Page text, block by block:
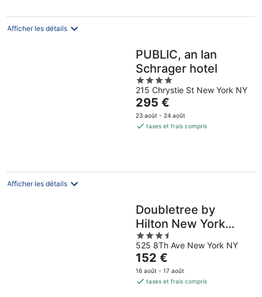
Afficher les détails
PUBLIC, an Ian
Schrager hotel
4
out
of
5
215 Chrystie St New York NY
Le
prix
est
nuit
295 €
23 août - 24 août
taxes et frais compris
Afficher les détails
Doubletree by
Hilton New York
Times Square South
3.5
out
of
5
525 8Th Ave New York NY
Le
prix
est
152 €
16 août - 17 août
taxes et frais compris